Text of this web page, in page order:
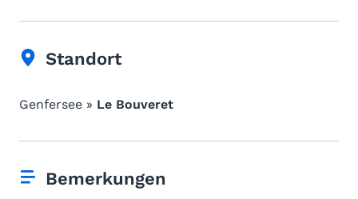
Standort
Genfersee » Le Bouveret
Bemerkungen